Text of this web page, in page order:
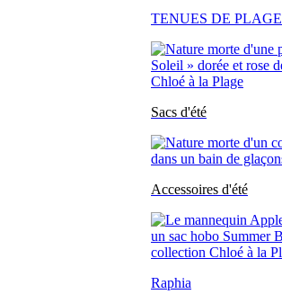
TENUES DE PLAGE
Sacs d'été
Accessoires d'été
Raphia